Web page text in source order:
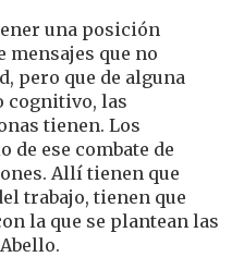
una posición
mensajes que no
pero que de alguna
cognitivo, las
tienen. Los
de ese combate de
Allí tienen que
trabajo, tienen que
la que se plantean las